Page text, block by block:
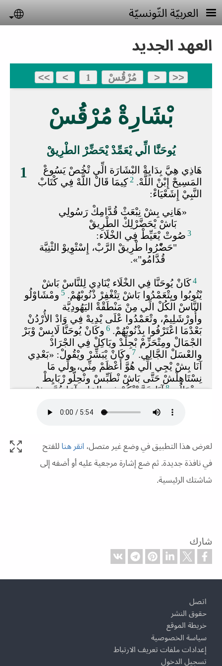
تجاوز إلى المحتوى الرئيسي
العربيّة التّونسيّة
العهد الجديد
لعرض هذا التطبيق في وضع غير متصل، انقر هنا للفتح
في نافذة جديدة. ثم ضع إشارة مرجعية عليه أو أضفه إلى
شاشتك الرئيسية.
شارك
Footer
اتصل
حقوق النشر
خريطة الموقع
سياسة الخصوصية
إعدادات ملفات تعريف الارتباط
تسجيل الدخول